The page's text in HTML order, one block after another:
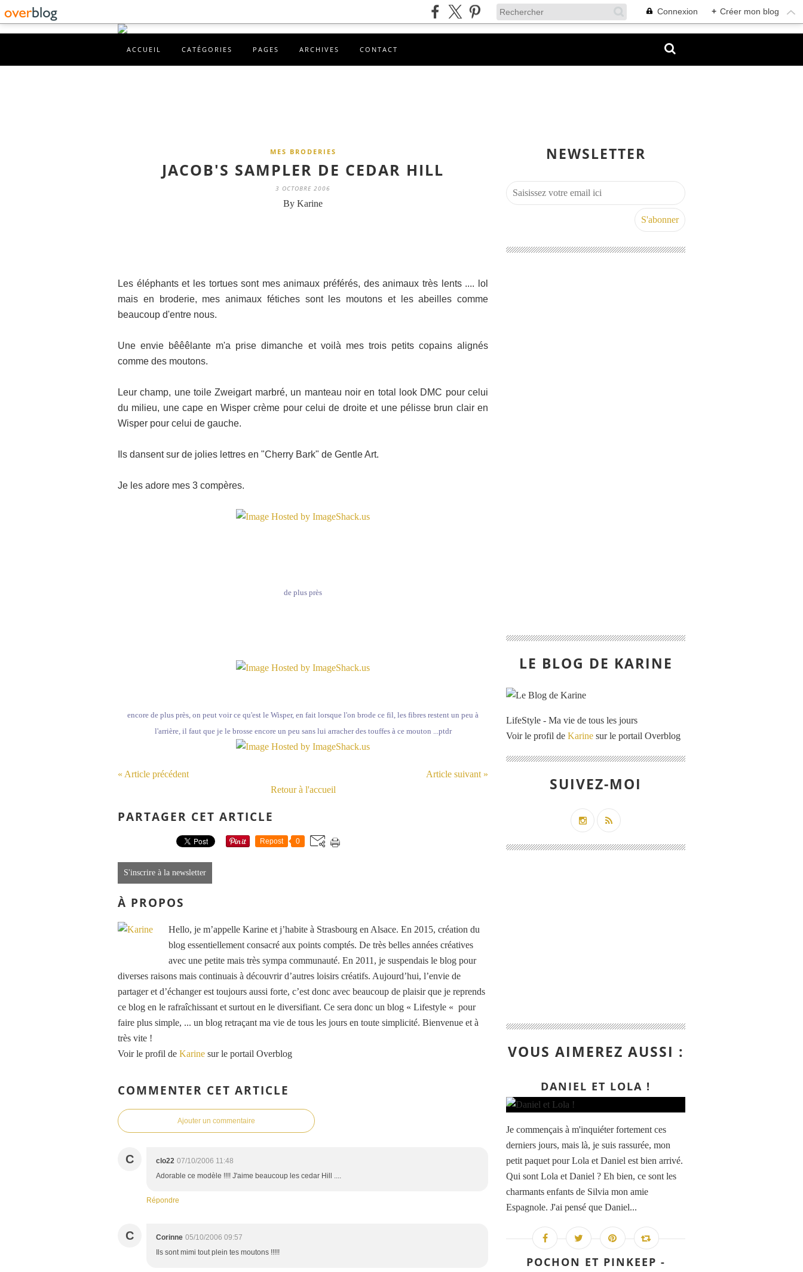
Connexion + Créer mon blog
ACCUEIL CATÉGORIES PAGES ARCHIVES CONTACT
MES BRODERIES
JACOB'S SAMPLER DE CEDAR HILL
3 OCTOBRE 2006
By Karine
Les éléphants et les tortues sont mes animaux préférés, des animaux très lents .... lol
mais en broderie, mes animaux fétiches sont les moutons et les abeilles comme
beaucoup d'entre nous.
Une envie bêêêlante m'a prise dimanche et voilà mes trois petits copains alignés
comme des moutons.
Leur champ, une toile Zweigart marbré, un manteau noir en total look DMC pour celui
du milieu, une cape en Wisper crème pour celui de droite et une pélisse brun clair en
Wisper pour celui de gauche.
Ils dansent sur de jolies lettres en "Cherry Bark" de Gentle Art.
Je les adore mes 3 compères.
de plus près
encore de plus près, on peut voir ce qu'est le Wisper, en fait lorsque l'on brode ce fil, les fibres restent un peu à
l'arrière, il faut que je le brosse encore un peu sans lui arracher des touffes à ce mouton ...ptdr
« Article précédent
Article suivant »
Retour à l'accueil
PARTAGER CET ARTICLE
Repost 0
S'inscrire à la newsletter
À PROPOS
Hello, je m’appelle Karine et j’habite à Strasbourg en Alsace. En 2015, création du
blog essentiellement consacré aux points comptés. De très belles années créatives
avec une petite mais très sympa communauté. En 2011, je suspendais le blog pour
diverses raisons mais continuais à découvrir d’autres loisirs créatifs. Aujourd’hui, l’envie de
partager et d’échanger est toujours aussi forte, c’est donc avec beaucoup de plaisir que je reprends
ce blog en le rafraîchissant et surtout en le diversifiant. Ce sera donc un blog « Lifestyle « pour
faire plus simple, ... un blog retraçant ma vie de tous les jours en toute simplicité. Bienvenue et à
très vite !
Voir le profil de Karine sur le portail Overblog
COMMENTER CET ARTICLE
Ajouter un commentaire
C clo22 07/10/2006 11:48
Adorable ce modèle !!!! J'aime beaucoup les cedar Hill ....
Répondre
C Corinne 05/10/2006 09:57
Ils sont mimi tout plein tes moutons !!!!!
NEWSLETTER
LE BLOG DE KARINE
LifeStyle - Ma vie de tous les jours
Voir le profil de Karine sur le portail Overblog
SUIVEZ-MOI
VOUS AIMEREZ AUSSI :
DANIEL ET LOLA !
Je commençais à m'inquiéter fortement ces
derniers jours, mais là, je suis rassurée, mon
petit paquet pour Lola et Daniel est bien arrivé.
Qui sont Lola et Daniel ? Eh bien, ce sont les
charmants enfants de Silvia mon amie
Espagnole. J'ai pensé que Daniel...
POCHON ET PINKEEP -